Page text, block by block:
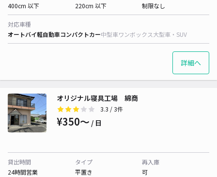
400cm 以下
220cm 以下
制限なし
対応車種
オートバイ軽自動車コンパクトカー中型車ワンボックス大型車・SUV
詳細へ
オリジナル寝具工場 綿商
3.3 / 3件
¥350〜 / 日
貸出時間
24時間営業
タイプ
平置き
再入庫
可